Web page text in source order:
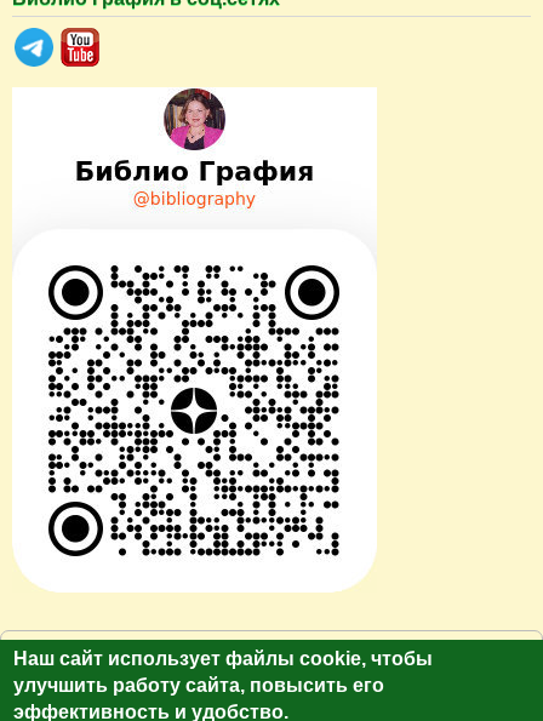
© Сайт клуб путешественников "Лукас Тур"
https://galina-lukas.ru.
Копирование текста и фото только с разрешения
Наш сайт использует файлы cookie, чтобы
улучшить работу сайта, повысить его
эффективность и удобство.